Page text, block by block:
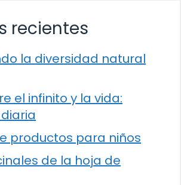
recientes
la diversidad natural
el infinito y la vida:
productos para niños
de la hoja de